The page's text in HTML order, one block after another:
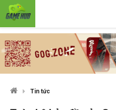
Tin tức